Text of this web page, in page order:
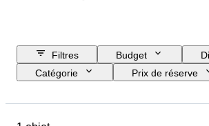
Filtres Budget
Catégorie
Prix de réserve